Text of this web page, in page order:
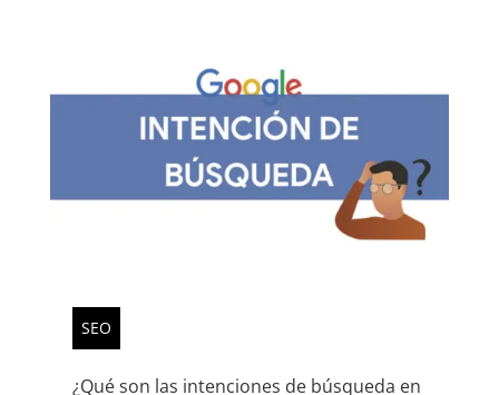
SEO
¿Qué son las intenciones de búsqueda en